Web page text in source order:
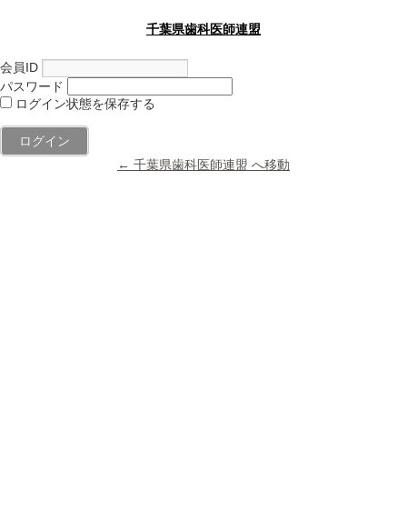
千葉県歯科医師連盟
会員ID
パスワード
ログイン状態を保存する
← 千葉県歯科医師連盟 へ移動